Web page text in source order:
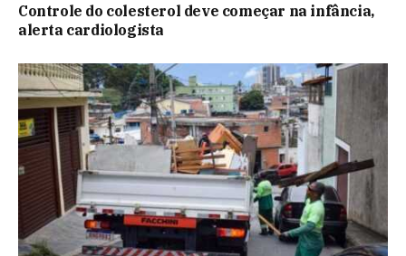
Controle do colesterol deve começar na infância,
alerta cardiologista